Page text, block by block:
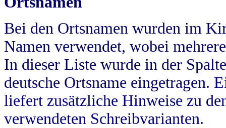
Bei den Ortsnamen wurden im
Namen verwendet, wobei
In dieser Liste wurde in der
deutsche Ortsname eingetragen.
liefert zusätzliche Hinweise zu
verwendeten Schreibvarianten.